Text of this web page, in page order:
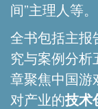
间”主理人等。
全书包括主报
究与案例分析
章聚焦中国游
对产业的技术